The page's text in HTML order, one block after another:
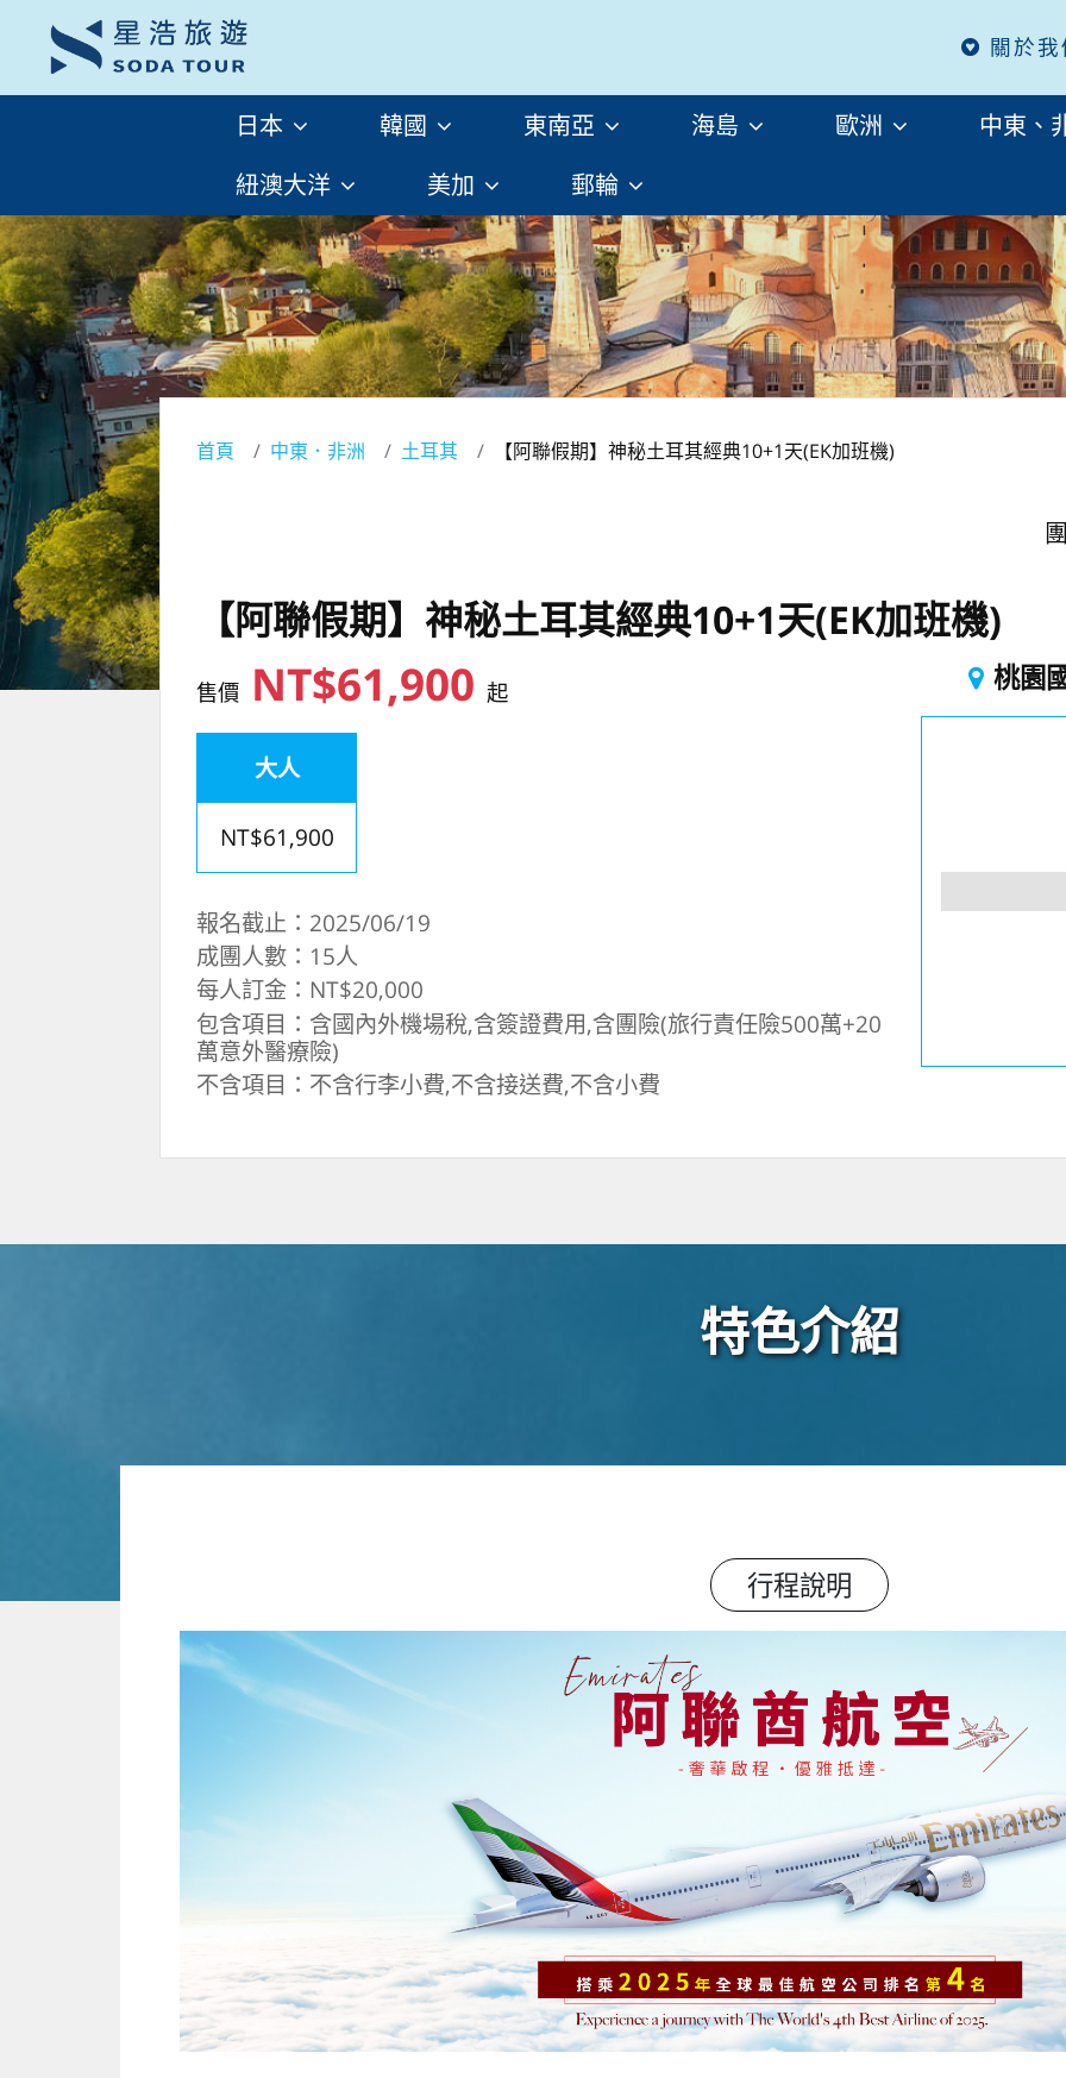
關於我
日本 韓國 東南亞 海島 歐洲
中東、
紐澳大洋
美加 郵輪
首頁 中東．非洲 土耳其 【阿聯假期】神秘土耳其經典10+1天(EK加班機)
【阿聯假期】神秘土耳其經典10+1天(EK加班機)
售價 NT$61,900起
大人
NT$61,900
報名截止：2025/06/19
成團人數：15人
每人訂金：NT$20,000
包含項目：含國內外機場稅,含簽證費用,含團險(旅行責任險500萬+20
萬意外醫療險)
不含項目：不含行李小費,不含接送費,不含小費
桃園
特色介紹
行程說明